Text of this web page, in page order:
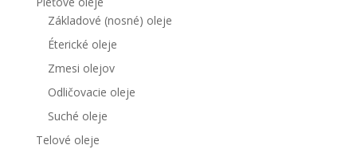
Základové (nosné) oleje
Éterické oleje
Zmesi olejov
Odličovacie oleje
Suché oleje
Telové oleje